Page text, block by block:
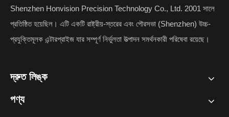
Shenzhen Honvision Precision Technology Co., Ltd. 2001 সালে
প্রতিষ্ঠিত হয়েছিল। এটি একটি রাষ্ট্রীয়-স্তরের এবং পৌরসভা (Shenzhen) উচ্চ-
প্রযুক্তিমূলক এন্টারপ্রাইজ যার সম্পূর্ণ নির্ভুলতা উত্পাদন সমর্থনকারী পরিষেবা রয়েছে।
দ্রুত লিঙ্ক
পণ্য